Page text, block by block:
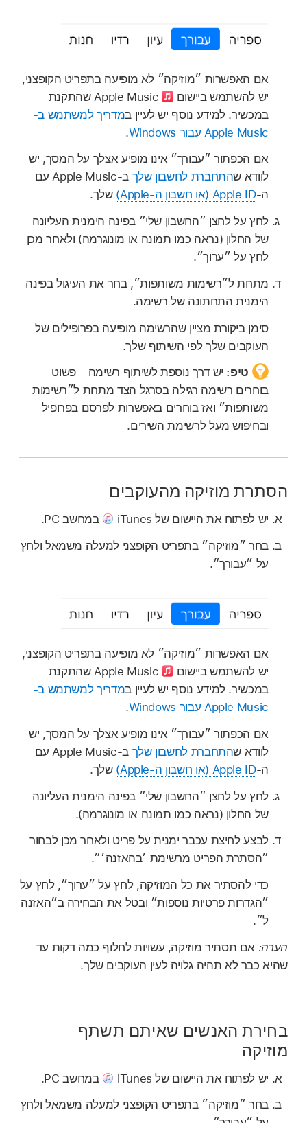
אם האפשרות ״מוזיקה״ לא מופיעה בתפריט הקופצני,
יש להשתמש ביישום
Apple Music שהתקנת
במכשיר. למידע נוסף יש לעיין במדריך למשתמש ב-
Apple Music עבור Windows
.
אם הכפתור ״עבורך״ אינו מופיע אצלך על המסך, יש
לוודא שהתחברת לחשבון שלך
ב‑Apple Music עם
ה‑Apple ID (או חשבון ה‑Apple)
שלך.
לחץ על לחצן ״החשבון שלי״ בפינה הימנית העליונה
של החלון (נראה כמו תמונה או מונוגרמה) ולאחר מכן
לחץ על ״ערוך״.
מתחת ל״רשימות משותפות״, בחר את העיגול בפינה
הימנית התחתונה של רשימה.
סימן ביקורת מציין שהרשימה מופיעה בפרופילים של
העוקבים שלך לפי השיתוף שלך.
טיפ: יש דרך נוספת לשיתוף רשימה – פשוט
בוחרים רשימה רגילה בסרגל הצד מתחת ל״רשימות
משותפות״ ואז בוחרים באפשרות לפרסם בפרופיל
ובחיפוש מעל לרשימת השירים.
הסתרת מוזיקה מהעוקבים
יש לפתוח את היישום של iTunes
במחשב PC.
בחר ״מוזיקה״ בתפריט הקופצני למעלה משמאל ולחץ
על ״עבורך״.
אם האפשרות ״מוזיקה״ לא מופיעה בתפריט הקופצני,
יש להשתמש ביישום
Apple Music שהתקנת
במכשיר. למידע נוסף יש לעיין במדריך למשתמש ב-
Apple Music עבור Windows
.
אם הכפתור ״עבורך״ אינו מופיע אצלך על המסך, יש
לוודא שהתחברת לחשבון שלך
ב‑Apple Music עם
ה‑Apple ID (או חשבון ה‑Apple)
שלך.
לחץ על לחצן ״החשבון שלי״ בפינה הימנית העליונה
של החלון (נראה כמו תמונה או מונוגרמה).
לבצע לחיצת עכבר ימנית על פריט ולאחר מכן לבחור
״הסתרת הפריט מרשימת ׳בהאזנה׳״.
כדי להסתיר את כל המוזיקה, לחץ על ״ערוך״, לחץ על
״הגדרות פרטיות נוספות״ ובטל את הבחירה ב״האזנה
ל״.
הערה: אם תסתיר מוזיקה, עשויות לחלוף כמה דקות עד
שהיא כבר לא תהיה גלויה לעין העוקבים שלך.
בחירת האנשים שאיתם תשתף
מוזיקה
יש לפתוח את היישום של iTunes
במחשב PC.
בחר ״מוזיקה״ בתפריט הקופצני למעלה משמאל ולחץ